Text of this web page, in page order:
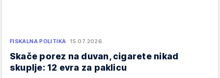
FISKALNA POLITIKA 15.07.2026.
Skače porez na duvan, cigarete nikad
skuplje: 12 evra za paklicu